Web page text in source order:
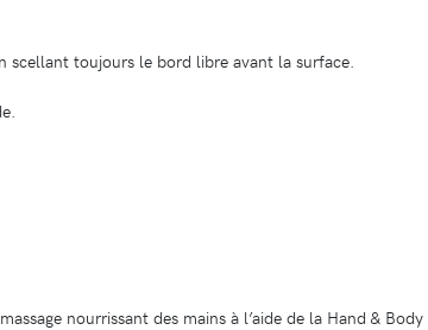
scellant toujours le bord libre avant la surface.
nourrissant des mains à l’aide de la Hand &